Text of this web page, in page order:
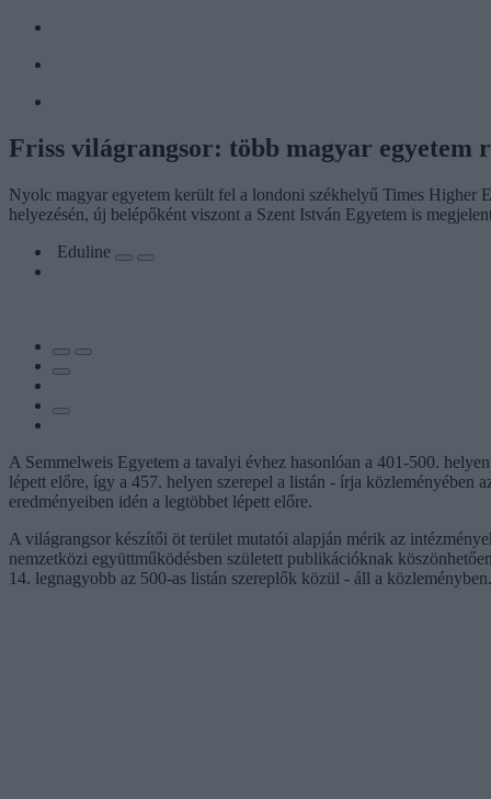
Friss világrangsor: több magyar egyetem
Nyolc magyar egyetem került fel a londoni székhelyű Times Higher
helyezésén, új belépőként viszont a Szent István Egyetem is
Eduline
A Semmelweis Egyetem a tavalyi évhez hasonlóan a 401-500.
lépett előre, így a 457. helyen szerepel a listán - írja közleményében
eredményeiben idén a legtöbbet lépett előre.
A világrangsor készítői öt terület mutatói alapján mérik az
nemzetközi együttműködésben született publikációknak
14. legnagyobb az 500-as listán szereplők közül - áll a közleményben.